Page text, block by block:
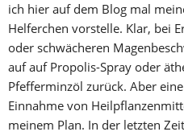
ich hier auf dem Blog mal
Helferchen vorstelle. Klar, bei
oder schwächeren
auf auf Propolis-Spray oder
Pfefferminzöl zurück. Aber
Einnahme von
meinem Plan. In der letzten